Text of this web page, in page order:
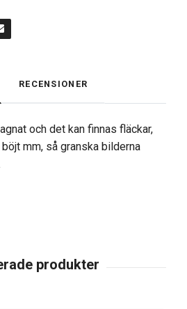
RECENSIONER
och det kan finnas fläckar,
mm, så granska bilderna